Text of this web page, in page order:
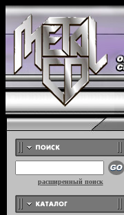
расширенный поиск